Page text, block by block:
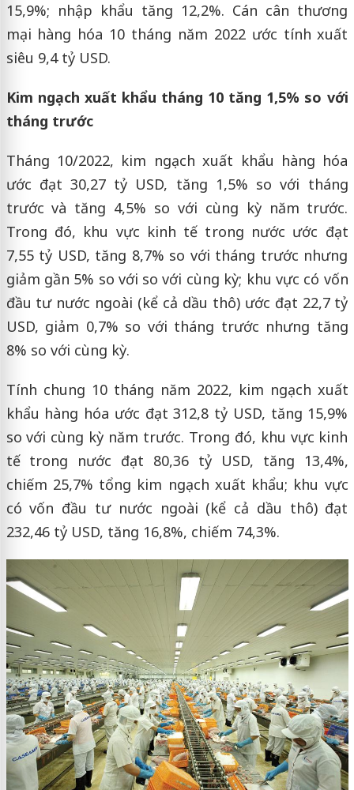
15,9%; nhập khẩu tăng 12,2%. Cán cân thương
mại hàng hóa 10 tháng năm 2022 ước tính xuất
siêu 9,4 tỷ USD.
Kim ngạch xuất khẩu tháng 10 tăng 1,5% so với
tháng trước
Tháng 10/2022, kim ngạch xuất khẩu hàng hóa
ước đạt 30,27 tỷ USD, tăng 1,5% so với tháng
trước và tăng 4,5% so với cùng kỳ năm trước.
Trong đó, khu vực kinh tế trong nước ước đạt
7,55 tỷ USD, tăng 8,7% so với tháng trước nhưng
giảm gần 5% so với so với cùng kỳ; khu vực có vốn
đầu tư nước ngoài (kể cả dầu thô) ước đạt 22,7 tỷ
USD, giảm 0,7% so với tháng trước nhưng tăng
8% so với cùng kỳ.
Tính chung 10 tháng năm 2022, kim ngạch xuất
khẩu hàng hóa ước đạt 312,8 tỷ USD, tăng 15,9%
so với cùng kỳ năm trước. Trong đó, khu vực kinh
tế trong nước đạt 80,36 tỷ USD, tăng 13,4%,
chiếm 25,7% tổng kim ngạch xuất khẩu; khu vực
có vốn đầu tư nước ngoài (kể cả dầu thô) đạt
232,46 tỷ USD, tăng 16,8%, chiếm 74,3%.